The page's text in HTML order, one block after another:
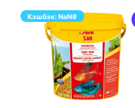
Кэшбэк:NaN₴
ПЕРЕЙТИ